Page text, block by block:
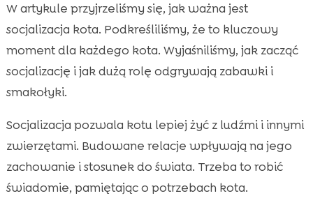
W artykule przyjrzeliśmy się, jak ważna jest
socjalizacja kota. Podkreśliliśmy, że to kluczowy
moment dla każdego kota. Wyjaśniliśmy, jak zacząć
socjalizację i jak dużą rolę odgrywają zabawki i
smakołyki.
Socjalizacja pozwala kotu lepiej żyć z ludźmi i innymi
zwierzętami. Budowane relacje wpływają na jego
zachowanie i stosunek do świata. Trzeba to robić
świadomie, pamiętając o potrzebach kota.